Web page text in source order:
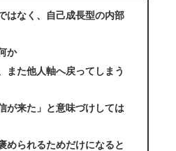
はなく、自己成長型の内部
か
また他人軸へ戻ってしまう
が来た」と意味づけしては
められるためだけになると